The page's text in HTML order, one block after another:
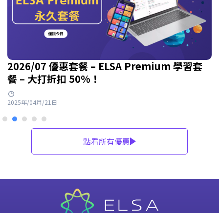
2026/07 優惠套餐 – ELSA Premium 學習套
餐 – 大打折扣 50%！
2025年/04月/21日
點看所有優惠